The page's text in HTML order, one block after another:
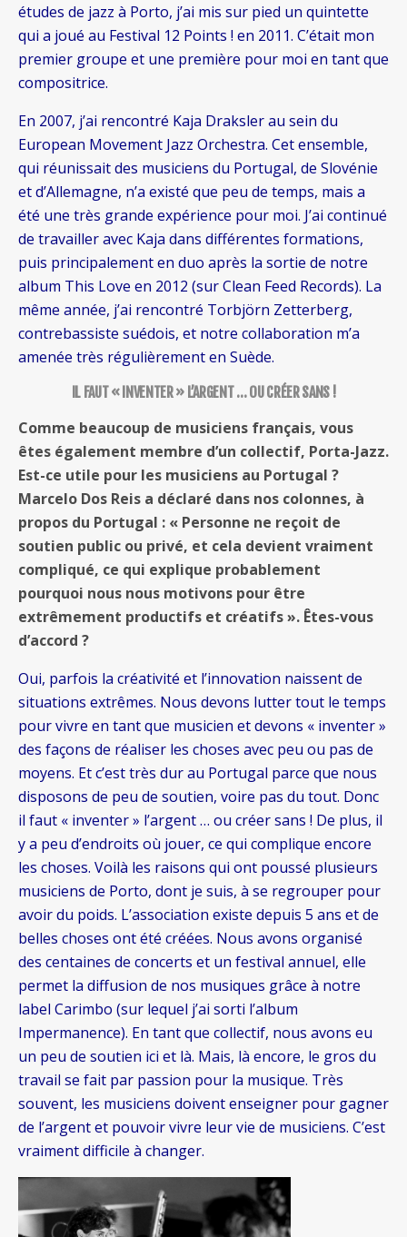
études de jazz à Porto, j’ai mis sur pied un quintette
qui a joué au Festival 12 Points ! en 2011. C’était mon
premier groupe et une première pour moi en tant que
compositrice.
En 2007, j’ai rencontré Kaja Draksler au sein du
European Movement Jazz Orchestra. Cet ensemble,
qui réunissait des musiciens du Portugal, de Slovénie
et d’Allemagne, n’a existé que peu de temps, mais a
été une très grande expérience pour moi. J’ai continué
de travailler avec Kaja dans différentes formations,
puis principalement en duo après la sortie de notre
album This Love en 2012 (sur Clean Feed Records). La
même année, j’ai rencontré Torbjörn Zetterberg,
contrebassiste suédois, et notre collaboration m’a
amenée très régulièrement en Suède.
IL FAUT « INVENTER » L’ARGENT … OU CRÉER SANS !
Comme beaucoup de musiciens français, vous
êtes également membre d’un collectif, Porta-Jazz.
Est-ce utile pour les musiciens au Portugal ?
Marcelo Dos Reis a déclaré dans nos colonnes, à
propos du Portugal : « Personne ne reçoit de
soutien public ou privé, et cela devient vraiment
compliqué, ce qui explique probablement
pourquoi nous nous motivons pour être
extrêmement productifs et créatifs ». Êtes-vous
d’accord ?
Oui, parfois la créativité et l’innovation naissent de
situations extrêmes. Nous devons lutter tout le temps
pour vivre en tant que musicien et devons « inventer »
des façons de réaliser les choses avec peu ou pas de
moyens. Et c’est très dur au Portugal parce que nous
disposons de peu de soutien, voire pas du tout. Donc
il faut « inventer » l’argent … ou créer sans ! De plus, il
y a peu d’endroits où jouer, ce qui complique encore
les choses. Voilà les raisons qui ont poussé plusieurs
musiciens de Porto, dont je suis, à se regrouper pour
avoir du poids. L’association existe depuis 5 ans et de
belles choses ont été créées. Nous avons organisé
des centaines de concerts et un festival annuel, elle
permet la diffusion de nos musiques grâce à notre
label Carimbo (sur lequel j’ai sorti l’album
Impermanence). En tant que collectif, nous avons eu
un peu de soutien ici et là. Mais, là encore, le gros du
travail se fait par passion pour la musique. Très
souvent, les musiciens doivent enseigner pour gagner
de l’argent et pouvoir vivre leur vie de musiciens. C’est
vraiment difficile à changer.